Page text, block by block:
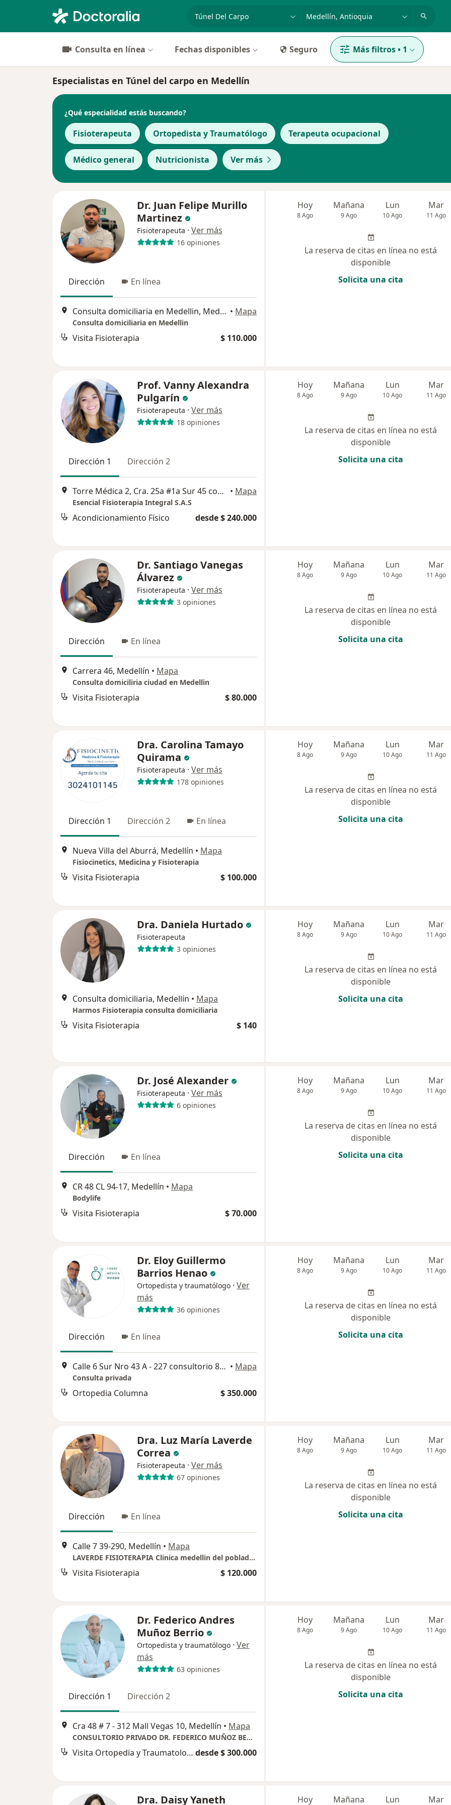
especialidad, enfermedad o nombrep. ej. Bogotá
Consulta en línea Fechas disponibles Seguro Más filtros• 1
Especialistas en Túnel del carpo en Medellín
¿Qué especialidad estás buscando?
Fisioterapeuta Ortopedista y Traumatólogo Terapeuta ocupacional
Médico general Nutricionista Ver más
Dr. Juan Felipe Murillo
Martinez
Fisioterapeuta · Ver más
16 opiniones
Dirección En línea
Consulta domiciliaria en Medellin, Medellín • Mapa
Consulta domiciliaria en Medellin
Visita Fisioterapia $ 110.000
Hoy
8 Ago
Mañana
9 Ago
Lun
10 Ago
Mar
11 Ago
La reserva de citas en línea no está
disponible
Solicita una cita
Prof. Vanny Alexandra
Pulgarín
Fisioterapeuta · Ver más
18 opiniones
Dirección 1 Dirección 2
Torre Médica 2, Cra. 25a #1a Sur 45 consultorio 1650, Medellín • Mapa
Esencial Fisioterapia Integral S.A.S
Acondicionamiento Físico desde $ 240.000
Hoy
8 Ago
Mañana
9 Ago
Lun
10 Ago
Mar
11 Ago
La reserva de citas en línea no está
disponible
Solicita una cita
Dr. Santiago Vanegas
Álvarez
Fisioterapeuta · Ver más
3 opiniones
Dirección En línea
Carrera 46, Medellín • Mapa
Consulta domiciliria ciudad en Medellin
Visita Fisioterapia $ 80.000
Hoy
8 Ago
Mañana
9 Ago
Lun
10 Ago
Mar
11 Ago
La reserva de citas en línea no está
disponible
Solicita una cita
Dra. Carolina Tamayo
Quirama
Fisioterapeuta · Ver más
178 opiniones
Dirección 1 Dirección 2 En línea
Nueva Villa del Aburrá, Medellín • Mapa
Fisiocinetics, Medicina y Fisioterapia
Visita Fisioterapia $ 100.000
Hoy
8 Ago
Mañana
9 Ago
Lun
10 Ago
Mar
11 Ago
La reserva de citas en línea no está
disponible
Solicita una cita
Dra. Daniela Hurtado
Fisioterapeuta
3 opiniones
Consulta domiciliaria, Medellín • Mapa
Harmos Fisioterapia consulta domiciliaria
Visita Fisioterapia $ 140
Hoy
8 Ago
Mañana
9 Ago
Lun
10 Ago
Mar
11 Ago
La reserva de citas en línea no está
disponible
Solicita una cita
Dr. José Alexander
Fisioterapeuta · Ver más
6 opiniones
Dirección En línea
CR 48 CL 94-17, Medellín • Mapa
Bodylife
Visita Fisioterapia $ 70.000
Hoy
8 Ago
Mañana
9 Ago
Lun
10 Ago
Mar
11 Ago
La reserva de citas en línea no está
disponible
Solicita una cita
Dr. Eloy Guillermo
Barrios Henao
Ortopedista y traumatólogo · Ver
más
36 opiniones
Dirección En línea
Calle 6 Sur Nro 43 A - 227 consultorio 875/Torre Médica Oviedo, El poblado, Medellín • Mapa
Consulta privada
Ortopedia Columna $ 350.000
Hoy
8 Ago
Mañana
9 Ago
Lun
10 Ago
Mar
11 Ago
La reserva de citas en línea no está
disponible
Solicita una cita
Dra. Luz María Laverde
Correa
Fisioterapeuta · Ver más
67 opiniones
Dirección En línea
Calle 7 39-290, Medellín • Mapa
LAVERDE FISIOTERAPIA Clinica medellin del poblado consultorio 604
Visita Fisioterapia $ 120.000
Hoy
8 Ago
Mañana
9 Ago
Lun
10 Ago
Mar
11 Ago
La reserva de citas en línea no está
disponible
Solicita una cita
Dr. Federico Andres
Muñoz Berrio
Ortopedista y traumatólogo · Ver
más
63 opiniones
Dirección 1 Dirección 2
Cra 48 # 7 - 312 Mall Vegas 10, Medellín • Mapa
CONSULTORIO PRIVADO DR. FEDERICO MUÑOZ BERRÍO
Visita Ortopedia y Traumatología desde $ 300.000
Hoy
8 Ago
Mañana
9 Ago
Lun
10 Ago
Mar
11 Ago
La reserva de citas en línea no está
disponible
Solicita una cita
Dra. Daisy Yaneth Hoy Mañana Lun Mar